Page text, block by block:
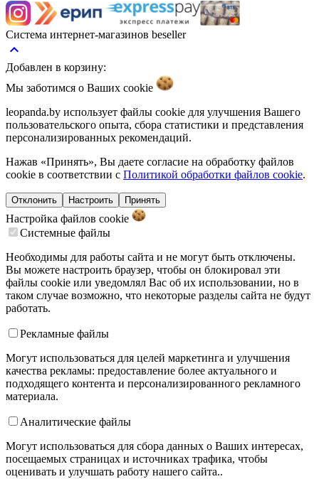
Система интернет-магазинов beseller
keyboard_arrow_up
Добавлен в корзину:
Мы заботимся о Ваших cookie
leopanda.by использует файлы cookie для улучшения Вашего
пользовательского опыта, сбора статистики и представления
персонализированных рекомендаций.
Нажав «Принять», Вы даете согласие на обработку файлов
cookie в соответствии с Политикой обработки файлов cookie.
Отклонить Настроить Принять
Настройка файлов cookie
Системные файлы
Необходимы для работы сайта и не могут быть отключены.
Вы можете настроить браузер, чтобы он блокировал эти
файлы cookie или уведомлял Вас об их использовании, но в
таком случае возможно, что некоторые разделы сайта не будут
работать.
Рекламные файлы
Могут использоваться для целей маркетинга и улучшения
качества рекламы: предоставление более актуального и
подходящего контента и персонализированного рекламного
материала.
Аналитические файлы
Могут использоваться для сбора данных о Ваших интересах,
посещаемых страницах и источниках трафика, чтобы
оценивать и улучшать работу нашего сайта..